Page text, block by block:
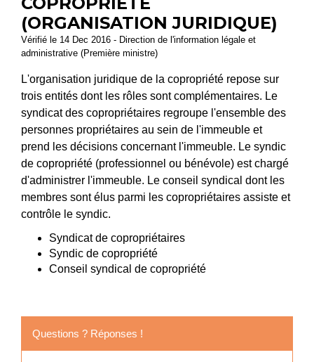
(ORGANISATION JURIDIQUE)
Vérifié le 14 Dec 2016 - Direction de l'information légale et
administrative (Première ministre)
L'organisation juridique de la copropriété repose sur
trois entités dont les rôles sont complémentaires. Le
syndicat des copropriétaires regroupe l'ensemble des
personnes propriétaires au sein de l'immeuble et
prend les décisions concernant l'immeuble. Le syndic
de copropriété (professionnel ou bénévole) est chargé
d'administrer l'immeuble. Le conseil syndical dont les
membres sont élus parmi les copropriétaires assiste et
contrôle le syndic.
Syndicat de copropriétaires
Syndic de copropriété
Conseil syndical de copropriété
Questions ? Réponses !